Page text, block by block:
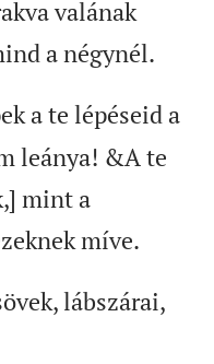
valának
a négynél.
a te lépéseid a
leánya! &A te
mint a
míve.
lábszárai,